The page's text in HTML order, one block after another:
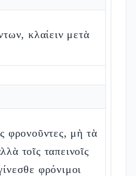
κλαίειν μετὰ
φρονοῦντες, μὴ τὰ
τοῖς ταπεινοῖς
φρόνιμοι